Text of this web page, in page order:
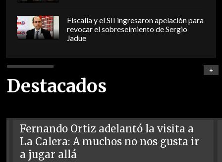
Fiscalía y el SII ingresaron apelación para
revocar el sobreseimiento de Sergio
Jadue
Destacados
+
Fernando Ortiz adelantó la visita a
La Calera: A muchos no nos gusta ir
a jugar allá